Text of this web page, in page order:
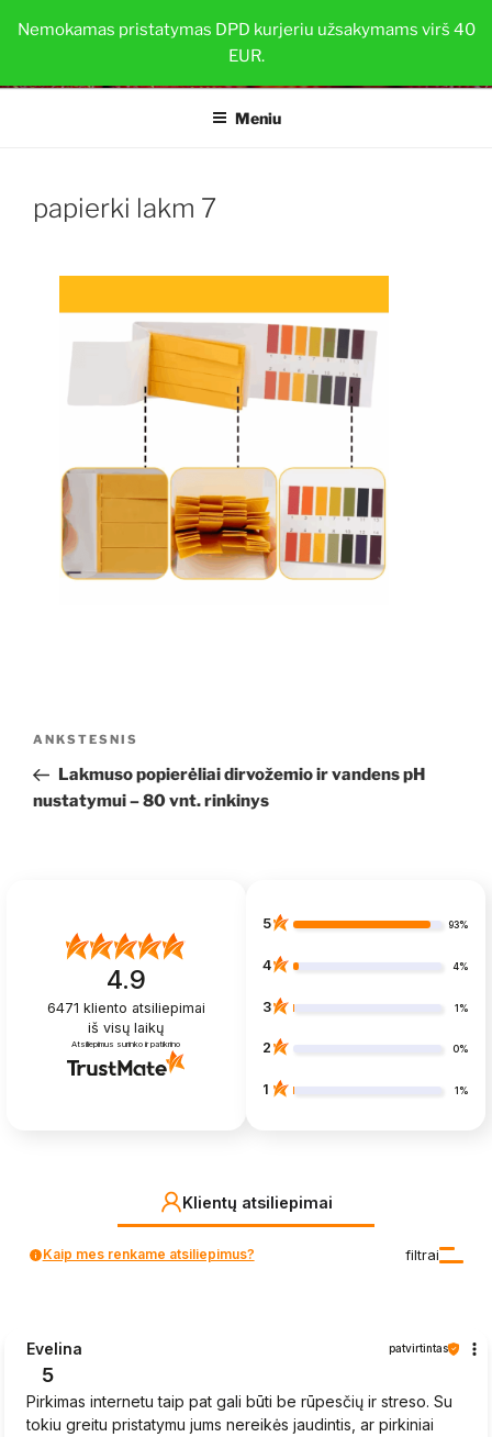
Nemokamas pristatymas DPD kurjeriu užsakymams virš 40
EUR.
prie BRAŠKIŲ DAIGAI
Sveiki ir stiprūs augalai su TOP-PLANT™
Meniu
papierki lakm 7
Navigacija
įrašų
Ankstesnis
įrašas
ANKSTESNIS
Lakmuso popierėliai dirvožemio ir vandens pH
nustatymui – 80 vnt. rinkinys
4.9
6471 kliento atsiliepimai
iš visų laikų
Atsiliepimus surinko ir patikrino
5 93%
4 4%
3 1%
2 0%
1 1%
Klientų atsiliepimai
filtrai
Kaip mes renkame atsiliepimus?
Evelina patvirtintas
5
Pirkimas internetu taip pat gali būti be rūpesčių ir streso. Su
tokiu greitu pristatymu jums nereikės jaudintis, ar pirkiniai